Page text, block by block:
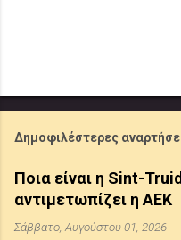
Δημοφιλέστερες
Ποια είναι η Sint-
αντιμετωπίζει η ΑΕΚ
Σάββατο, Αυγούστου 01, 2026